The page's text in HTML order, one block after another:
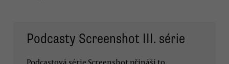
Podcasty Screenshot III. série
Podcastová série Screenshot přináší to